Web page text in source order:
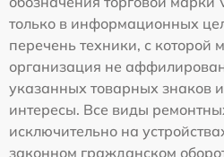
только в информационных
перечень техники, с
организация не
указанных товарных знаков
интересы. Все виды
исключительно на
законном гражданском